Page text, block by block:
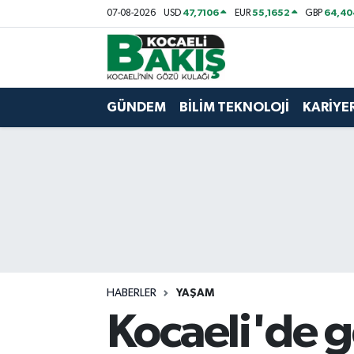
07-08-2026 USD 47,7106 EUR55,1652 GBP
GÜNDEM BİLİM TEKNOLOJİ
HABERLER YAŞAM
Kocaeli'de
Kocaeli Nöbetçi Eczaneler
Kocaeli Hava Durumu